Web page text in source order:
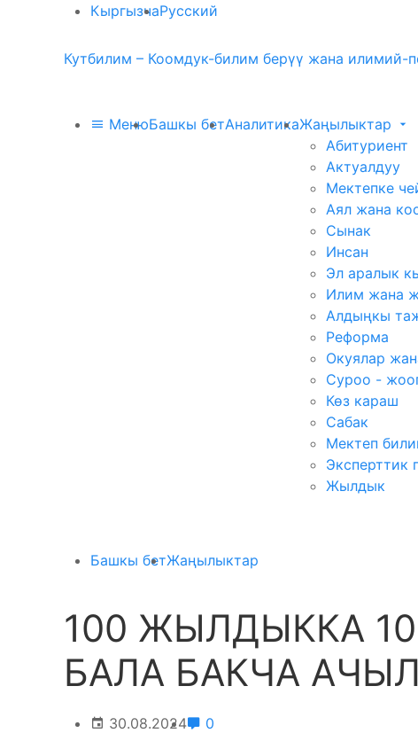
КыргызчаРусский
Кутбилим – Коомдук-билим берүү жана илимий-
МенюБашкы бетАналитикаЖаңылыктар
Абитуриент
Актуалдуу
Мектепке
Аял жана
Сынак
Инсан
Эл аралык
Илим жана
Алдыңкы
Реформа
Окуялар
Суроо -
Көз караш
Сабак
Мектеп
Эксперттик
Жылдык
Башкы бетЖаңылыктар
100 ЖЫЛДЫККА
БАЛА БАКЧА
30.08.2024 0